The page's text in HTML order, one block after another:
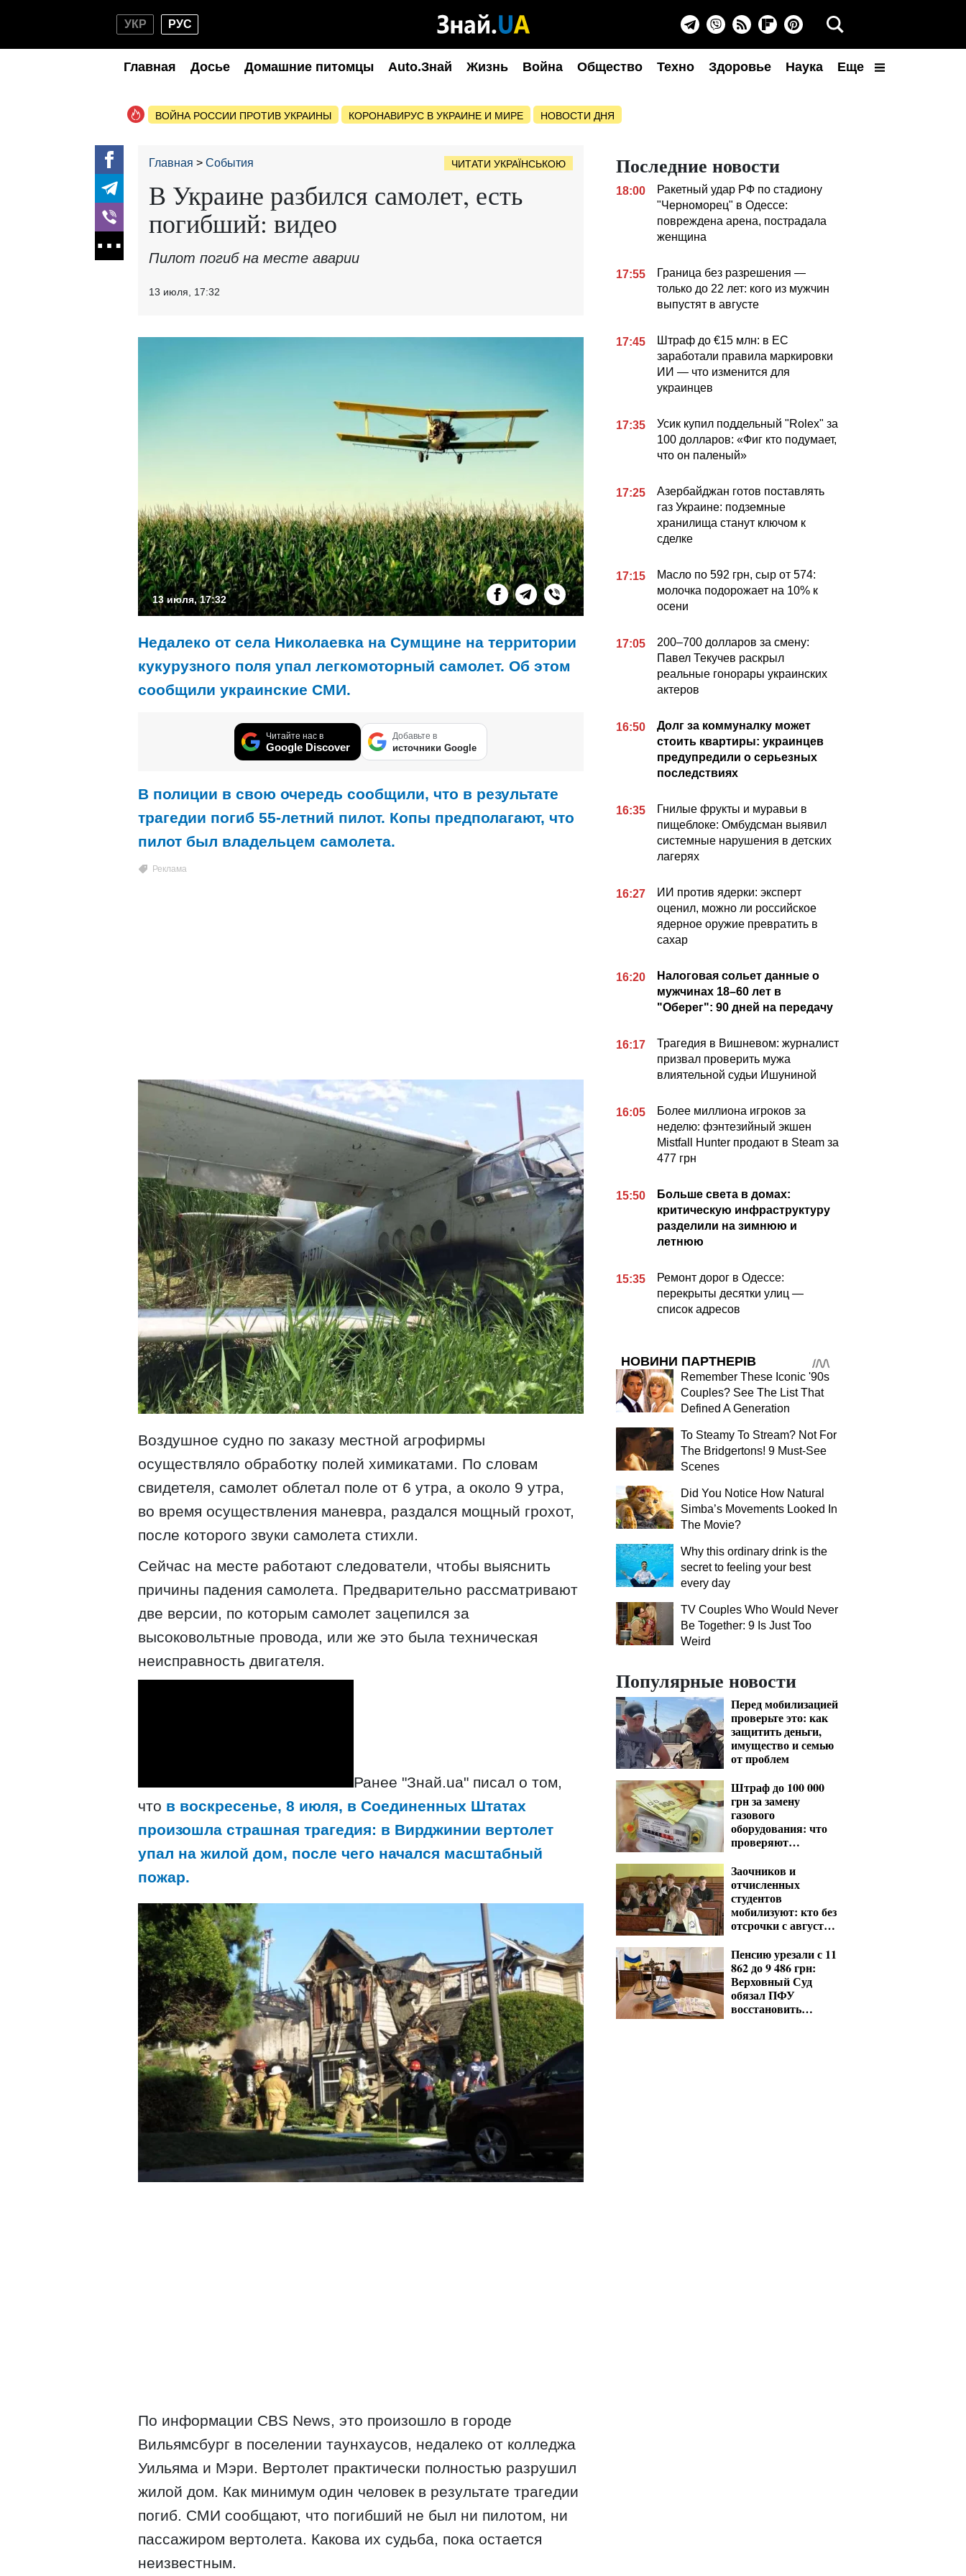
УКР РУС
Главная Досье Домашние питомцы Auto.Знай Жизнь Война Общество Техно Здоровье Наука Еще
ВОЙНА РОССИИ ПРОТИВ УКРАИНЫ КОРОНАВИРУС В УКРАИНЕ И МИРЕ НОВОСТИ ДНЯ
Главная События ЧИТАТИ УКРАЇНСЬКОЮ
В Украине разбился самолет, есть
погибший: видео
Пилот погиб на месте аварии
13 июля, 17:32
13 июля, 17:32
Недалеко от села Николаевка на Сумщине на территории
кукурузного поля упал легкомоторный самолет. Об этом
сообщили украинские СМИ.
Читайте нас в
Google Discover
Добавьте в
источники Google
В полиции в свою очередь сообщили, что в результате
трагедии погиб 55-летний пилот. Копы предполагают, что
пилот был владельцем самолета.
Воздушное судно по заказу местной агрофирмы
осуществляло обработку полей химикатами. По словам
свидетеля, самолет облетал поле от 6 утра, а около 9 утра,
во время осуществления маневра, раздался мощный грохот,
после которого звуки самолета стихли.
Сейчас на месте работают следователи, чтобы выяснить
причины падения самолета. Предварительно рассматривают
две версии, по которым самолет зацепился за
высоковольтные провода, или же это была техническая
неисправность двигателя.
Ранее "Знай.uа" писал о том,
что в воскресенье, 8 июля, в Соединенных Штатах
произошла страшная трагедия: в Вирджинии вертолет
упал на жилой дом, после чего начался масштабный
пожар.
По информации CBS News, это произошло в городе
Вильямсбург в поселении таунхаусов, недалеко от колледжа
Уильяма и Мэри. Вертолет практически полностью разрушил
жилой дом. Как минимум один человек в результате трагедии
погиб. СМИ сообщают, что погибший не был ни пилотом, ни
пассажиром вертолета. Какова их судьба, пока остается
неизвестным.
Последние новости
18:00
Ракетный удар РФ по стадиону
"Черноморец" в Одессе:
повреждена арена, пострадала
женщина
17:55
Граница без разрешения —
только до 22 лет: кого из мужчин
выпустят в августе
17:45
Штраф до €15 млн: в ЕС
заработали правила маркировки
ИИ — что изменится для
украинцев
17:35
Усик купил поддельный "Rolex" за
100 долларов: «Фиг кто подумает,
что он паленый»
17:25
Азербайджан готов поставлять
газ Украине: подземные
хранилища станут ключом к
сделке
17:15
Масло по 592 грн, сыр от 574:
молочка подорожает на 10% к
осени
17:05
200–700 долларов за смену:
Павел Текучев раскрыл
реальные гонорары украинских
актеров
16:50
Долг за коммуналку может
стоить квартиры: украинцев
предупредили о серьезных
последствиях
16:35
Гнилые фрукты и муравьи в
пищеблоке: Омбудсман выявил
системные нарушения в детских
лагерях
16:27
ИИ против ядерки: эксперт
оценил, можно ли российское
ядерное оружие превратить в
сахар
16:20
Налоговая сольет данные о
мужчинах 18–60 лет в
"Оберег": 90 дней на передачу
16:17
Трагедия в Вишневом: журналист
призвал проверить мужа
влиятельной судьи Ишуниной
16:05
Более миллиона игроков за
неделю: фэнтезийный экшен
Mistfall Hunter продают в Steam за
477 грн
15:50
Больше света в домах:
критическую инфраструктуру
разделили на зимнюю и
летнюю
15:35
Ремонт дорог в Одессе:
перекрыты десятки улиц —
список адресов
НОВИНИ ПАРТНЕРІВ
Remember These Iconic '90s
Couples? See The List That
Defined A Generation
To Steamy To Stream? Not For
The Bridgertons! 9 Must-See
Scenes
Did You Notice How Natural
Simba’s Movements Looked In
The Movie?
Why this ordinary drink is the
secret to feeling your best
every day
TV Couples Who Would Never
Be Together: 9 Is Just Too
Weird
Популярные новости
Перед мобилизацией
проверьте это: как
защитить деньги,
имущество и семью
от проблем
Штраф до 100 000
грн за замену
газового
оборудования: что
проверяют
Заочников и
отчисленных
студентов
мобилизуют: кто без
отсрочки с августа
Пенсию урезали с 11
862 до 9 486 грн:
Верховный Суд
обязал ПФУ
восстановить